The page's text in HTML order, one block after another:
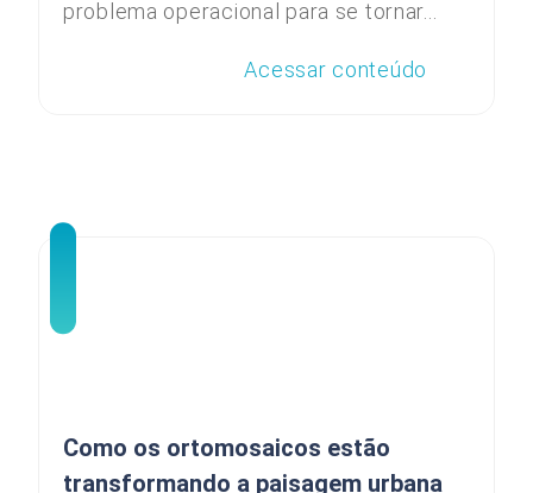
problema operacional para se tornar...
Acessar conteúdo
Como os ortomosaicos estão
transformando a paisagem urbana